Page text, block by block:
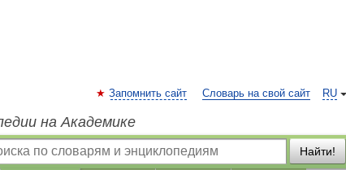
RU
Запомнить сайт Словарь на свой сайт
на Академике
Найти!